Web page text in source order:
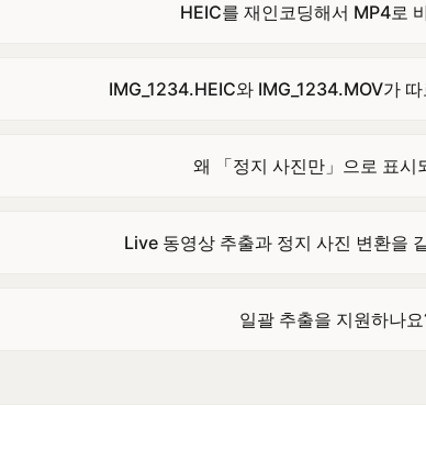
HEIC를 재인코딩해서 MP4로
IMG_1234.HEIC와 IMG_1234.MOV가
왜 「정지 사진만」으로 표시
Live 동영상 추출과 정지 사진 변환을
일괄 추출을 지원하나